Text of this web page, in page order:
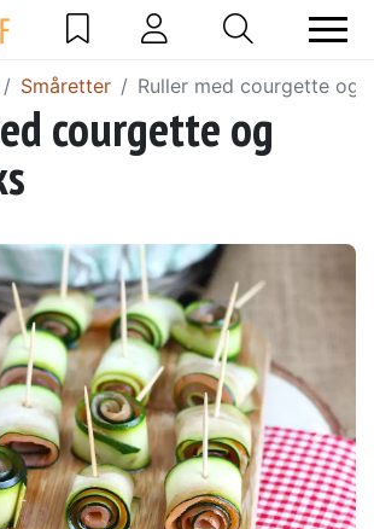
Småretter Ruller med courgette og
courgette og